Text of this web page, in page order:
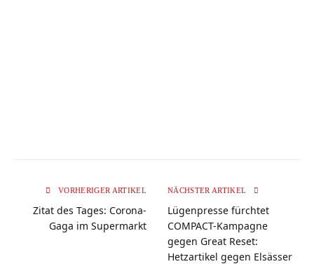
VORHERIGER ARTIKEL
Zitat des Tages: Corona-
Gaga im Supermarkt
NÄCHSTER ARTIKEL
Lügenpresse fürchtet
COMPACT-Kampagne
gegen Great Reset:
Hetzartikel gegen Elsässer